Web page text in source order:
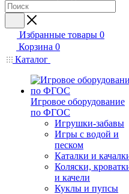
Избранные товары 0
Корзина 0
Каталог
Игровое оборудование
по ФГОС
Игрушки-забавы
Игры с водой и
песком
Каталки и
Коляски,
и качели
Куклы и пупсы